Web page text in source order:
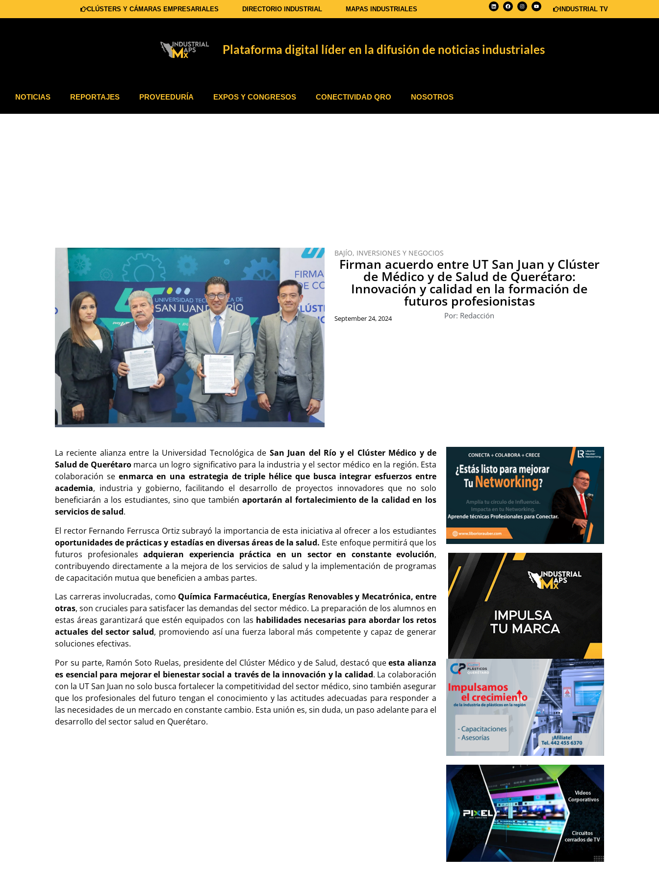
CLÚSTERS Y CÁMARAS EMPRESARIALES DIRECTORIO INDUSTRIAL MAPAS INDUSTRIALES INDUSTRIAL TV
Plataforma digital líder en la difusión de noticias industriales
NOTICIAS REPORTAJES PROVEEDURÍA EXPOS Y CONGRESOS CONECTIVIDAD QRO NOSOTROS
BAJÍO, INVERSIONES Y NEGOCIOS
Firman acuerdo entre UT San Juan y Clúster
de Médico y de Salud de Querétaro:
Innovación y calidad en la formación de
futuros profesionistas
Por: Redacción
September 24, 2024
La reciente alianza entre la Universidad Tecnológica de San Juan del Río y el Clúster Médico y de
Salud de Querétaromarca un logro significativo para la industria y el sector médico en la región. Esta
colaboración se enmarca en una estrategia de triple hélice que busca integrar esfuerzos entre
academia, industria y gobierno, facilitando el desarrollo de proyectos innovadores que no solo
beneficiarán a los estudiantes, sino que también aportarán al fortalecimiento de la calidad en los
servicios de salud.
El rector Fernando Ferrusca Ortiz subrayó la importancia de esta iniciativa al ofrecer a los estudiantes
oportunidades de prácticas y estadías en diversas áreas de la salud. Este enfoque permitirá que los
futuros profesionales adquieran experiencia práctica en un sector en constante evolución,
contribuyendo directamente a la mejora de los servicios de salud y la implementación de programas
de capacitación mutua que beneficien a ambas partes.
Las carreras involucradas, como Química Farmacéutica, Energías Renovables y Mecatrónica, entre
otras, son cruciales para satisfacer las demandas del sector médico. La preparación de los alumnos en
estas áreas garantizará que estén equipados con las habilidades necesarias para abordar los retos
actuales del sector salud, promoviendo así una fuerza laboral más competente y capaz de generar
soluciones efectivas.
Por su parte, Ramón Soto Ruelas, presidente del Clúster Médico y de Salud, destacó queesta alianza
es esencial para mejorar el bienestar social a través de la innovación y la calidad. La colaboración
con la UT San Juan no solo busca fortalecer la competitividad del sector médico, sino también asegurar
que los profesionales del futuro tengan el conocimiento y las actitudes adecuadas para responder a
las necesidades de un mercado en constante cambio. Esta unión es, sin duda, un paso adelante para el
desarrollo del sector salud en Querétaro.